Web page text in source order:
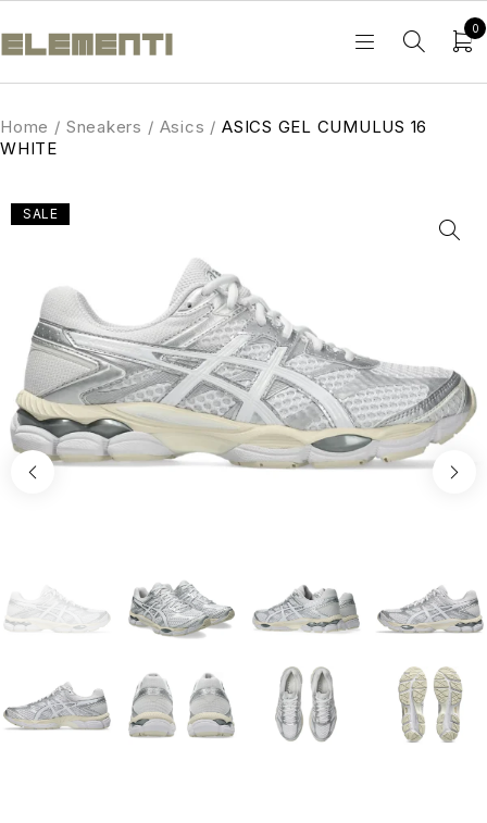
0
Home / Sneakers / Asics / ASICS GEL CUMULUS 16
WHITE
SALE